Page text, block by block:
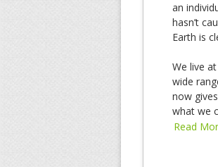
an
hasn’t
Earth is
We live
wide
now
what we
Read